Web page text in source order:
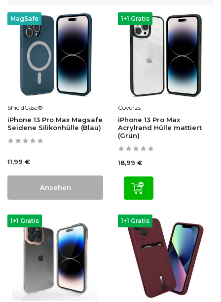
MagSafe
ShieldCase®
iPhone 13 Pro Max Magsafe
Seidene Silikonhülle (Blau)
11,99 €
Ansehen
1+1 Gratis
Coverzs
iPhone 13 Pro Max
Acrylrand Hülle mattiert
(Grün)
18,99 €
1+1 Gratis 1+1 Gratis